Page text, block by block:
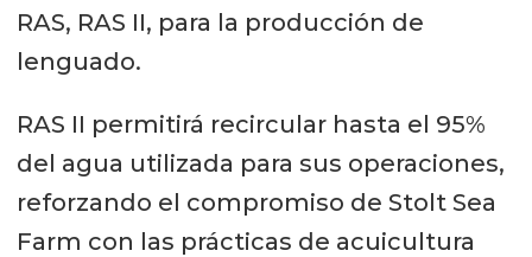
RAS, RAS II, para la producción de
lenguado.
RAS II permitirá recircular hasta el 95%
del agua utilizada para sus operaciones,
reforzando el compromiso de Stolt Sea
Farm con las prácticas de acuicultura